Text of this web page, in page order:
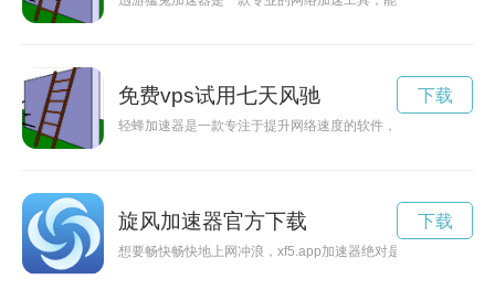
免费vps试用七天风驰
轻蜂加速器是一款专注于提升网络速度的软件，通过优化网络
下载
旋风加速器官方下载
想要畅快畅快地上网冲浪，xf5.app加速器绝对是您的不二选择
下载